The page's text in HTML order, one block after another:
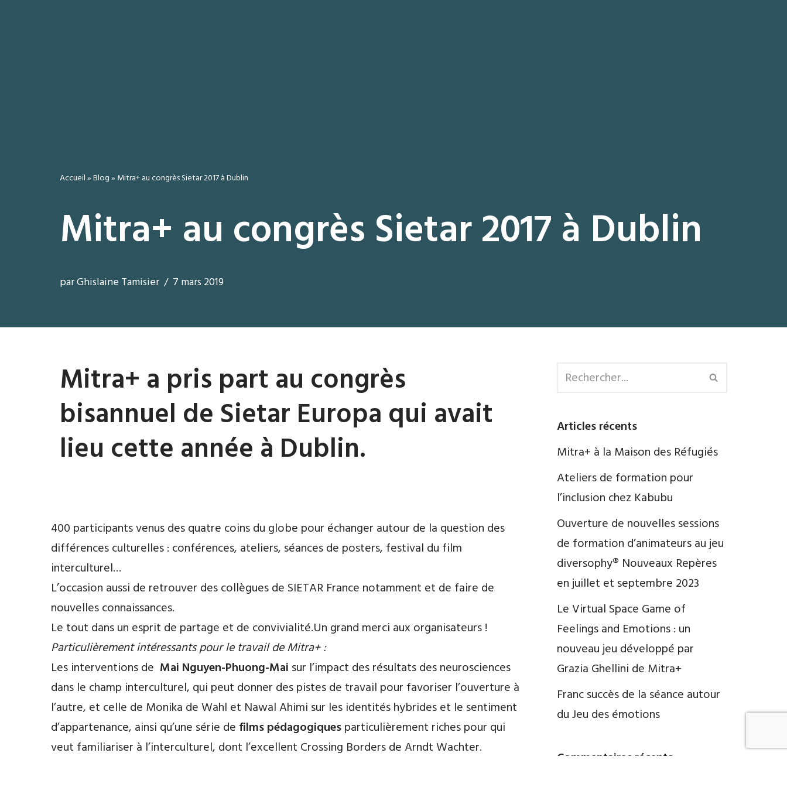
Accueil » Blog » Mitra+ au congrès Sietar 2017 à Dublin
Mitra+ au congrès Sietar 2017 à Dublin
parGhislaine Tamisier 7 mars 2019
Mitra+ a pris part au congrès
bisannuel de Sietar Europa qui avait
lieu cette année à Dublin.
400 participants venus des quatre coins du globe pour échanger autour de la question des
différences culturelles : conférences, ateliers, séances de posters, festival du film
interculturel…
L’occasion aussi de retrouver des collègues de SIETAR France notamment et de faire de
nouvelles connaissances.
Le tout dans un esprit de partage et de convivialité.Un grand merci aux organisateurs !
Particulièrement intéressants pour le travail de Mitra+ :
Les interventions de Mai Nguyen-Phuong-Mai sur l’impact des résultats des neurosciences
dans le champ interculturel, qui peut donner des pistes de travail pour favoriser l’ouverture à
l’autre, et celle de Monika de Wahl et Nawal Ahimi sur les identités hybrides et le sentiment
d’appartenance, ainsi qu’une série de films pédagogiques particulièrement riches pour qui
veut familiariser à l’interculturel, dont l’excellent Crossing Borders de Arndt Wachter.
Articles récents
Mitra+ à la Maison des Réfugiés
Ateliers de formation pour
l’inclusion chez Kabubu
Ouverture de nouvelles sessions
de formation d’animateurs au jeu
diversophy® Nouveaux Repères
en juillet et septembre 2023
Le Virtual Space Game of
Feelings and Emotions : un
nouveau jeu développé par
Grazia Ghellini de Mitra+
Franc succès de la séance autour
du Jeu des émotions
Commentaires récents